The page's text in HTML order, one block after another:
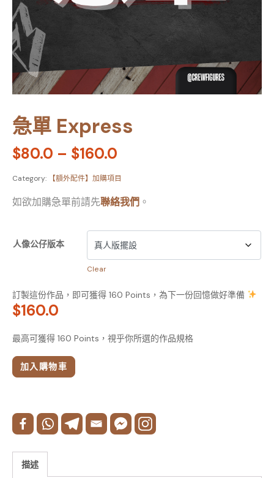
急單 Express
$80.0 – $160.0
Category: 【額外配件】加購項目
如欲加購急單前請先聯絡我們 。
人像公仔版本
Clear
訂製這份作品，即可獲得 160 Points，為下一份回憶做好準備
$160.0
最高可獲得 160 Points，視乎你所選的作品規格
加入購物車
描述